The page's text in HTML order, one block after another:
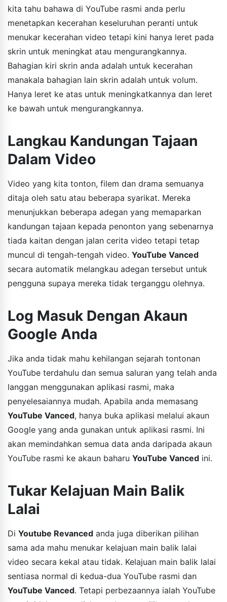
kita tahu bahawa di YouTube rasmi anda perlu
menetapkan kecerahan keseluruhan peranti untuk
menukar kecerahan video tetapi kini hanya leret pada
skrin untuk meningkat atau mengurangkannya.
Bahagian kiri skrin anda adalah untuk kecerahan
manakala bahagian lain skrin adalah untuk volum.
Hanya leret ke atas untuk meningkatkannya dan leret
ke bawah untuk mengurangkannya.
Langkau Kandungan Tajaan
Dalam Video
Video yang kita tonton, filem dan drama semuanya
ditaja oleh satu atau beberapa syarikat. Mereka
menunjukkan beberapa adegan yang memaparkan
kandungan tajaan kepada penonton yang sebenarnya
tiada kaitan dengan jalan cerita video tetapi tetap
muncul di tengah-tengah video. YouTube Vanced
secara automatik melangkau adegan tersebut untuk
pengguna supaya mereka tidak terganggu olehnya.
Log Masuk Dengan Akaun
Google Anda
Jika anda tidak mahu kehilangan sejarah tontonan
YouTube terdahulu dan semua saluran yang telah anda
langgan menggunakan aplikasi rasmi, maka
penyelesaiannya mudah. Apabila anda memasang
YouTube Vanced, hanya buka aplikasi melalui akaun
Google yang anda gunakan untuk aplikasi rasmi. Ini
akan memindahkan semua data anda daripada akaun
YouTube rasmi ke akaun baharu YouTube Vanced ini.
Tukar Kelajuan Main Balik
Lalai
Di Youtube Revanced anda juga diberikan pilihan
sama ada mahu menukar kelajuan main balik lalai
video secara kekal atau tidak. Kelajuan main balik lalai
sentiasa normal di kedua-dua YouTube rasmi dan
YouTube Vanced. Tetapi perbezaannya ialah YouTube